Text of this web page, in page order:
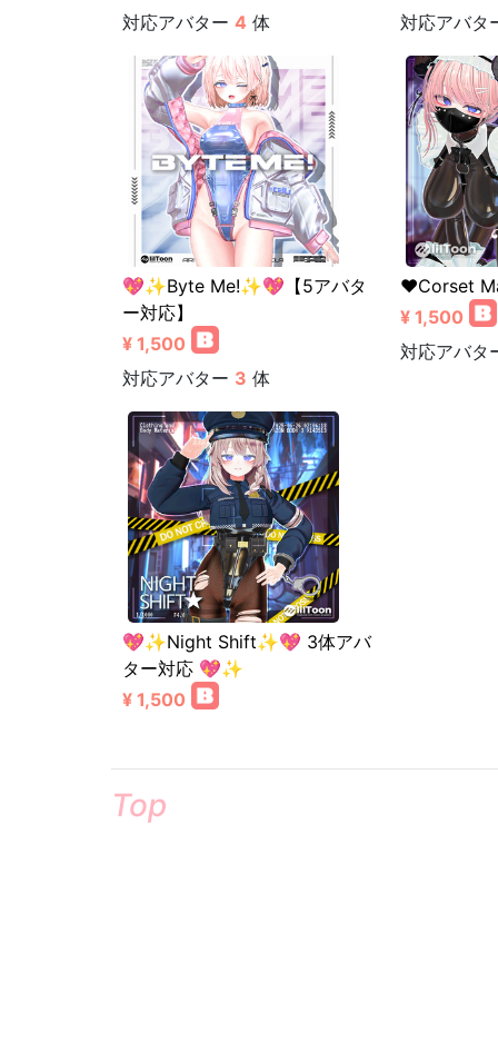
対応アバター 4 体
対応アバタ
💖✨Byte Me!✨💖【5アバタ
ー対応】
¥ 1,500
対応アバター 3 体
❤️Corset
¥ 1,500
対応アバタ
💖✨Night Shift✨💖 3体アバ
ター対応 💖✨
¥ 1,500
Top